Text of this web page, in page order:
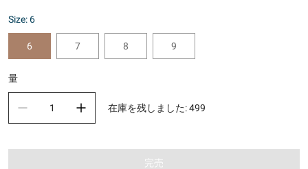
Size: 6
6 7 8 9
量
在庫を残しました:499
完売